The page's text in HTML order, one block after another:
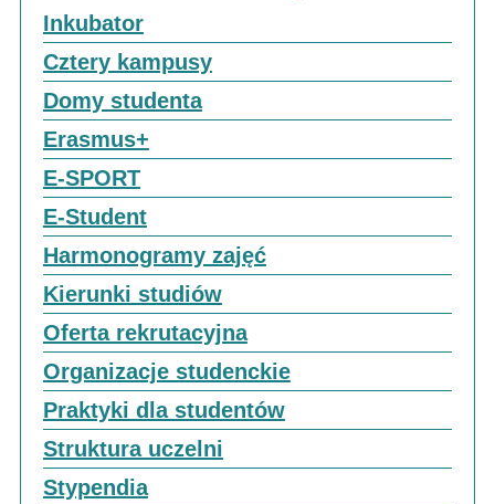
Inkubator
Cztery kampusy
Domy studenta
Erasmus+
E-SPORT
E-Student
Harmonogramy zajęć
Kierunki studiów
Oferta rekrutacyjna
Organizacje studenckie
Praktyki dla studentów
Struktura uczelni
Stypendia